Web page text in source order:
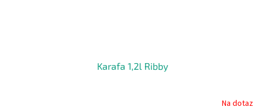
Karafa 1,2l Ribby
Na dotaz